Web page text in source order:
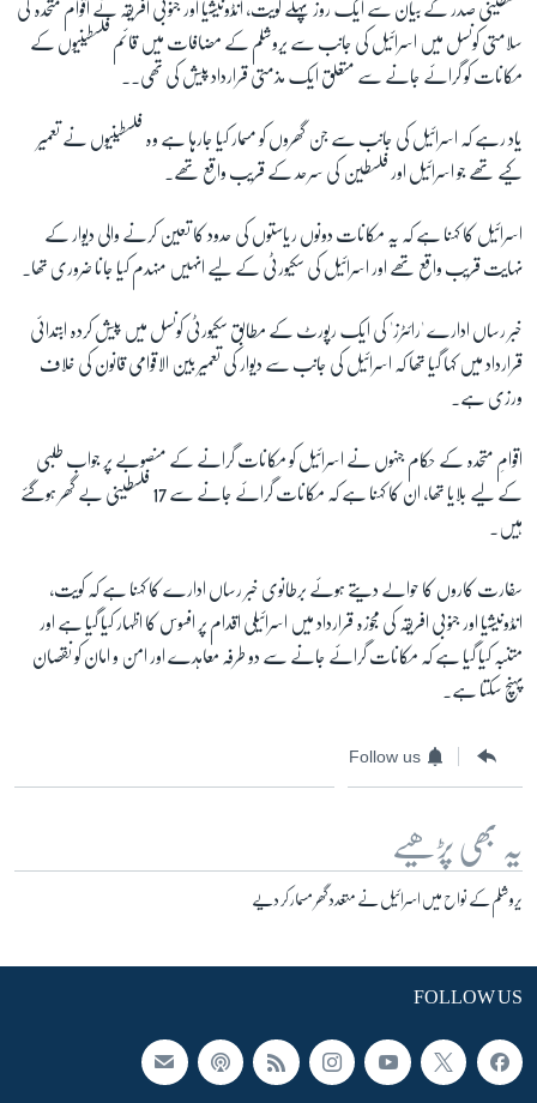
فلسطینی صدر کے بیان سے ایک روز پہلے کویت، انڈونیشیا اور جنوبی افریقہ نے اقوام متحدہ کی
سلامتی کونسل میں اسرائیل کی جانب سے یروشلم کے مضافات میں قائم فلسطینیوں کے
مکانات کو گرائے جانے سے متعلق ایک مذمتی قرارداد پیش کی تھی۔۔
یاد رہے کہ اسرائیل کی جانب سے جن گھروں کو مسمار کیا جارہا ہے وہ فلسطینیوں نے تعمیر
کیے تھے جو اسرائیل اور فلسطین کی سرحد کے قریب واقع تھے۔
اسرائیل کا کہنا ہے کہ یہ مکانات دونوں ریاستوں کی حدود کا تعین کرنے والی دیوار کے
نہایت قریب واقع تھے اور اسرائیل کی سکیورٹی کے لیے انہیں منہدم کیا جانا ضروری تھا۔
خبر رساں ادارے 'رائٹرز' کی ایک رپورٹ کے مطابق سکیورٹی کونسل میں پیش کردہ ابتدائی
قرارداد میں کہا گیا تھا کہ اسرائیل کی جانب سے دیوار کی تعمیر بین الاقوامی قانون کی خلاف
ورزی ہے۔
اقوامِ متحدہ کے حکام جنہوں نے اسرائیل کو مکانات گرانے کے منصوبے پر جواب طلبی
کے لیے بلایا تھا، ان کا کہنا ہے کہ مکانات گرائے جانے سے
17 فلسطینی بے گھر ہوگئے
ہیں۔
سفارت کاروں کا حوالے دیتے ہوئے برطانوی خبر رساں ادارے کا کہنا ہے کہ کویت،
انڈونیشیا اور جنوبی افریقہ کی مجوزہ قرارداد میں اسرائیلی اقدام پر افسوس کا اظہار کیا گیا ہے اور
متنبہ کیا گیا ہے کہ مکانات گرائے جانے سے دو طرفہ معاہدے اور امن و امان کو نقصان
پہنچ سکتا ہے۔
Follow us
یہ بھی پڑھیے
یروشلم کے نواح میں اسرائیل نے متعدد گھر مسمار کر دیے
FOLLOW US